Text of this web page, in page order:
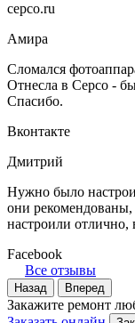
серсо.ru
Амира
Сломался
Отнесла в Серсо -
Спасибо.
Вконтакте
Дмитрий
Нужно было
они
настроили отлично,
Facebook
Все отзывы
Назад Вперед
Закажите ремонт